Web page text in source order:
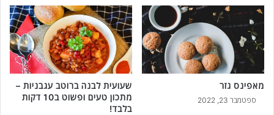
מאפינס גזר
ספטמבר 23, 2022
שעועית לבנה ברוטב עגבניות –
מתכון טעים ופשוט ב10 דקות
בלבד!